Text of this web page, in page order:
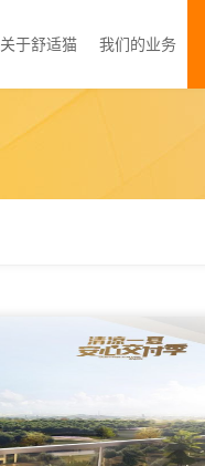
关于舒适猫 我们的业务